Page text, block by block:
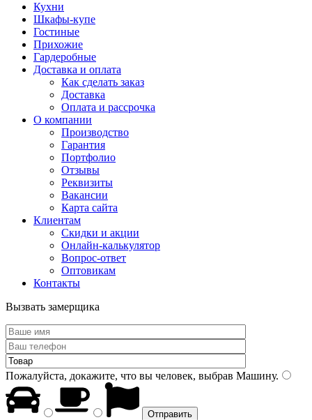
Кухни
Шкафы-купе
Гостиные
Прихожие
Гардеробные
Доставка и оплата
Как сделать заказ
Доставка
Оплата и рассрочка
О компании
Производство
Гарантия
Портфолио
Отзывы
Реквизиты
Вакансии
Карта сайта
Клиентам
Скидки и акции
Онлайн-калькулятор
Вопрос-ответ
Оптовикам
Контакты
Вызвать замерщика
Пожалуйста, докажите, что вы человек, выбрав Машину.